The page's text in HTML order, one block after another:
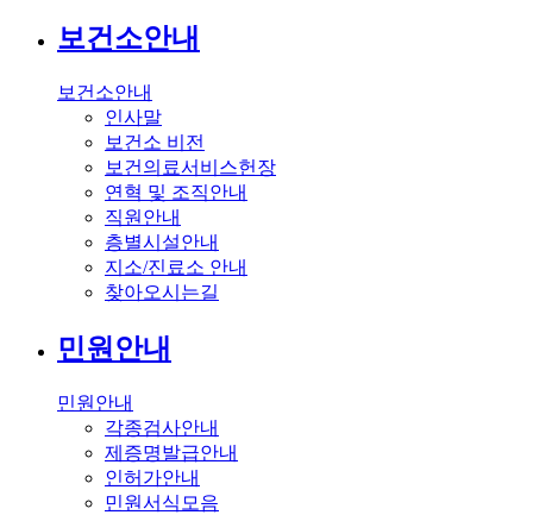
보건소안내
보건소안내
인사말
보건소 비전
보건의료서비스헌장
연혁 및 조직안내
직원안내
층별시설안내
지소/진료소 안내
찾아오시는길
민원안내
민원안내
각종검사안내
제증명발급안내
인허가안내
민원서식모음